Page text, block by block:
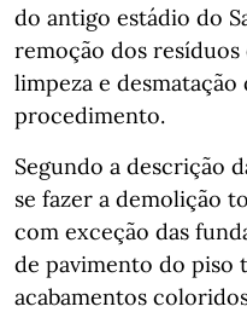
do antigo estádio do
remoção dos
limpeza e
procedimento.
Segundo a descrição
se fazer a demolição
com exceção das
de pavimento do piso
acabamentos